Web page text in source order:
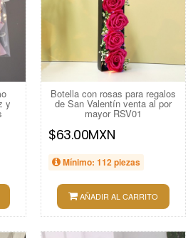
y
Botella con rosas para regalos
de San Valentín venta al por
mayor RSV01
$63.00MXN
Mínimo: 112 piezas
AÑADIR AL CARRITO